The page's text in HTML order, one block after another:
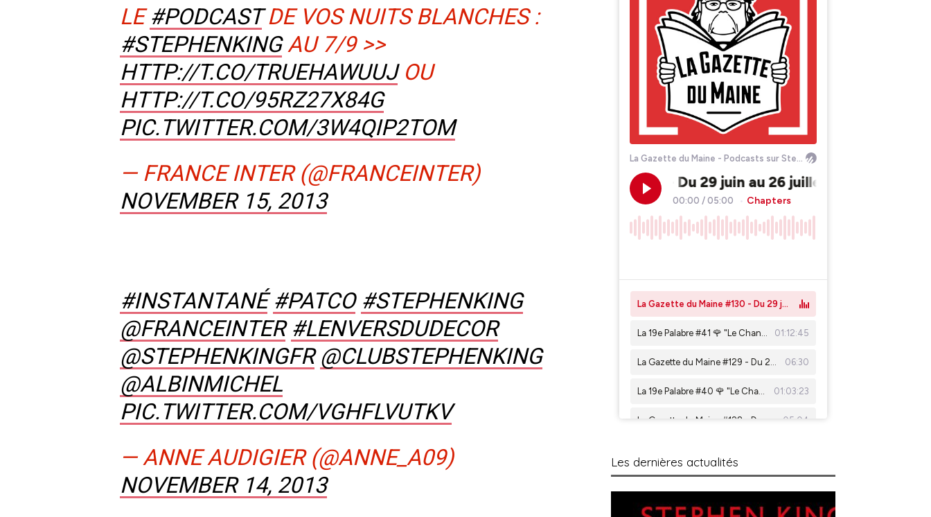
LE#PODCASTDE VOS NUITS BLANCHES :
#STEPHENKINGAU 7/9 >>
HTTP://T.CO/TRUEHAWUUJOU
HTTP://T.CO/95RZ27X84G
PIC.TWITTER.COM/3W4QIP2TOM
— FRANCE INTER (@FRANCEINTER)
NOVEMBER 15, 2013
#INSTANTANÉ #PATCO #STEPHENKING
@FRANCEINTER #LENVERSDUDECOR
@STEPHENKINGFR @CLUBSTEPHENKING
@ALBINMICHEL
PIC.TWITTER.COM/VGHFLVUTKV
— ANNE AUDIGIER (@ANNE_A09)
NOVEMBER 14, 2013
Les dernières actualités